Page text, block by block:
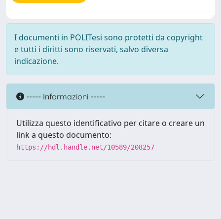
I documenti in POLITesi sono protetti da copyright
e tutti i diritti sono riservati, salvo diversa
indicazione.
----- Informazioni -----
Utilizza questo identificativo per citare o creare un
link a questo documento:
https://hdl.handle.net/10589/208257